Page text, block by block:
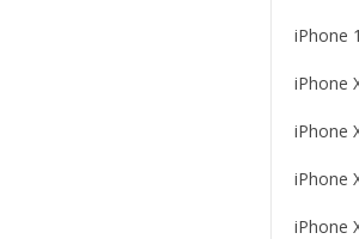
iPhone
iPhone
iPhone
iPhone
iPhone